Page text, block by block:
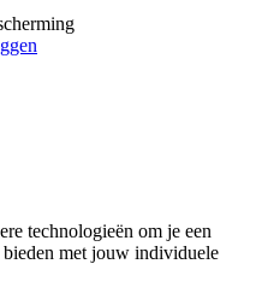
technologieën om je een
met jouw individuele